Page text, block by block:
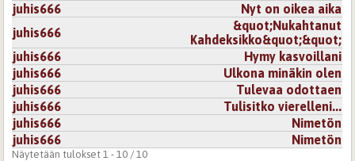
juhis666
Nyt on oikea aika
juhis666
&quot;Nukahtanut
Kahdeksikko&quot;&quot;
juhis666
Hymy kasvoillani
juhis666
Ulkona minäkin olen
juhis666
Tulevaa odottaen
juhis666
Tulisitko vierelleni...
juhis666
Nimetön
juhis666
Nimetön
Näytetään tulokset 1 - 10 / 10